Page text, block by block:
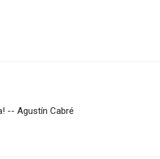
-- Agustín Cabré